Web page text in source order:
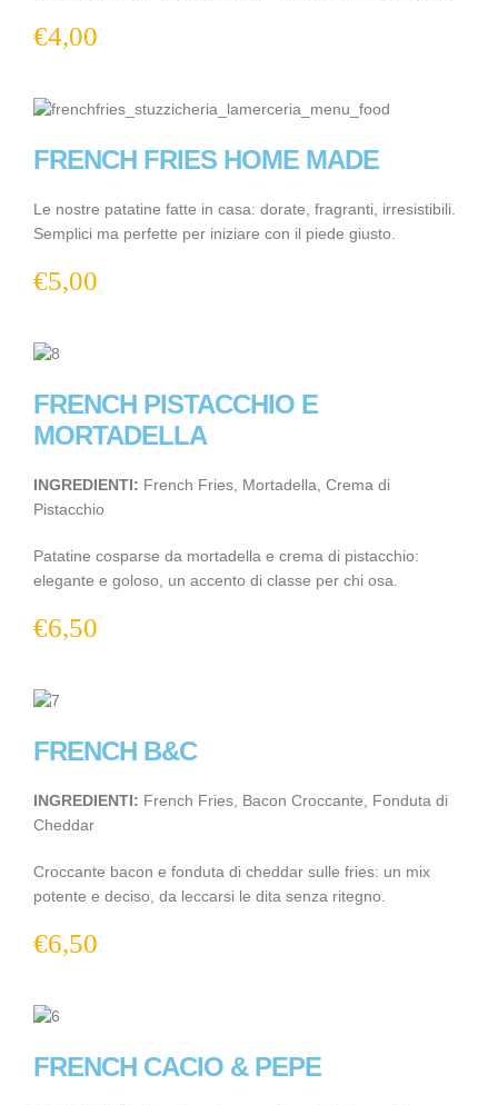
€4,00
FRENCH FRIES HOME MADE
Le nostre patatine fatte in casa: dorate, fragranti, irresistibili.
Semplici ma perfette per iniziare con il piede giusto.
€5,00
FRENCH PISTACCHIO E
MORTADELLA
INGREDIENTI: French Fries, Mortadella, Crema di
Pistacchio
Patatine cosparse da mortadella e crema di pistacchio:
elegante e goloso, un accento di classe per chi osa.
€6,50
FRENCH B&C
INGREDIENTI: French Fries, Bacon Croccante, Fonduta di
Cheddar
Croccante bacon e fonduta di cheddar sulle fries: un mix
potente e deciso, da leccarsi le dita senza ritegno.
€6,50
FRENCH CACIO & PEPE